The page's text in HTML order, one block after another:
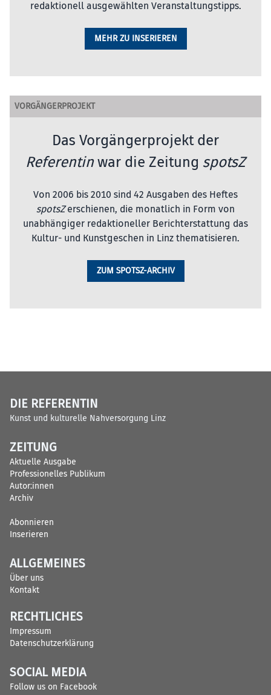
redaktionell ausgewählten Veranstaltungstipps.
MEHR ZU INSERIEREN
VORGÄNGERPROJEKT
Das Vorgängerprojekt der
Referentinwar die Zeitung spotsZ
Von 2006 bis 2010 sind 42 Ausgaben des Heftes
spotsZerschienen, die monatlich in Form von
unabhängiger redaktioneller Berichterstattung das
Kultur- und Kunstgeschen in Linz thematisieren.
ZUM SPOTSZ-ARCHIV
DIE REFERENTIN
Kunst und kulturelle Nahversorgung Linz
ZEITUNG
Aktuelle Ausgabe
Professionelles Publikum
Autor:innen
Archiv
Abonnieren
Inserieren
ALLGEMEINES
Über uns
Kontakt
RECHTLICHES
Impressum
Datenschutzerklärung
SOCIAL MEDIA
Follow us on Facebook